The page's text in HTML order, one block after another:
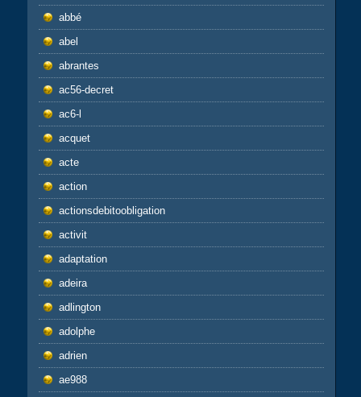
abbé
abel
abrantes
ac56-decret
ac6-l
acquet
acte
action
actionsdebitoobligation
activit
adaptation
adeira
adlington
adolphe
adrien
ae988